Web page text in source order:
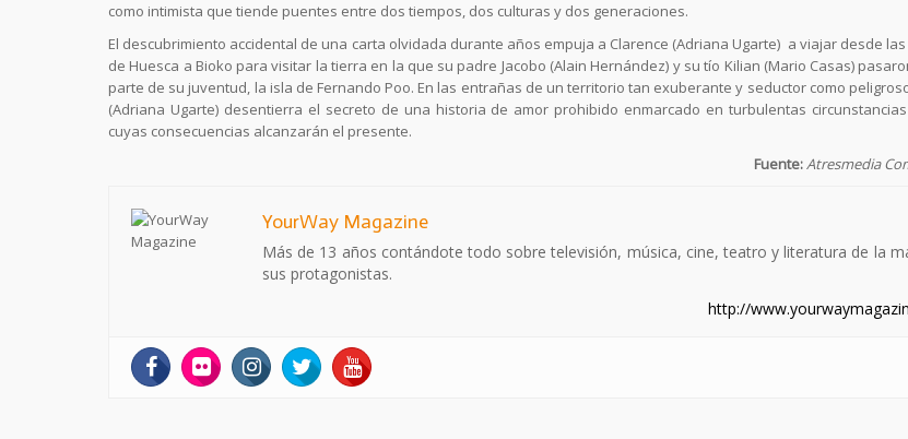
como intimista que tiende puentes entre dos tiempos, dos culturas y dos generaciones.
El descubrimiento accidental de una carta olvidada durante años empuja a Clarence (Adriana Ugarte) a viajar desde
de Huesca a Bioko para visitar la tierra en la que su padre Jacobo (Alain Hernández) y su tío Kilian (Mario Casas)
parte de su juventud, la isla de Fernando Poo. En las entrañas de un territorio tan exuberante y seductor como
(Adriana Ugarte) desentierra el secreto de una historia de amor prohibido enmarcado en turbulentas
cuyas consecuencias alcanzarán el presente.
Fuente:Atresmedia
YourWay Magazine
Más de 13 años contándote todo sobre televisión, música, cine, teatro y literatura de la
sus protagonistas.
http://